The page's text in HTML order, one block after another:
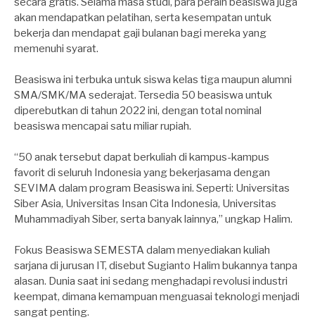
akan mendapatkan pelatihan, serta kesempatan untuk
bekerja dan mendapat gaji bulanan bagi mereka yang
memenuhi syarat.
Beasiswa ini terbuka untuk siswa kelas tiga maupun alumni
SMA/SMK/MA sederajat. Tersedia 50 beasiswa untuk
diperebutkan di tahun 2022 ini, dengan total nominal
beasiswa mencapai satu miliar rupiah.
“50 anak tersebut dapat berkuliah di kampus-kampus
favorit di seluruh Indonesia yang bekerjasama dengan
SEVIMA dalam program Beasiswa ini. Seperti: Universitas
Siber Asia, Universitas Insan Cita Indonesia, Universitas
Muhammadiyah Siber, serta banyak lainnya,” ungkap Halim.
Fokus Beasiswa SEMESTA dalam menyediakan kuliah
sarjana di jurusan IT, disebut Sugianto Halim bukannya tanpa
alasan. Dunia saat ini sedang menghadapi revolusi industri
keempat, dimana kemampuan menguasai teknologi menjadi
sangat penting.